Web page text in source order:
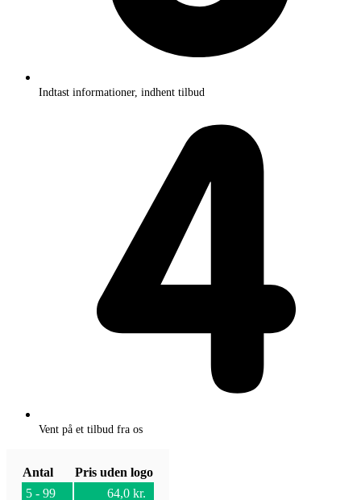
Indtast informationer, indhent tilbud
Vent på et tilbud fra os
Antal
Pris uden logo
5 - 99
64,0 kr.